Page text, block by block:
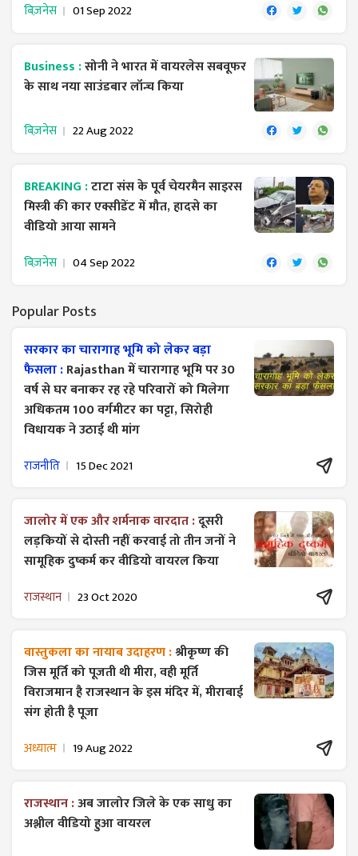
बिज़नेस 01 Sep 2022
Business :सोनी ने भारत में वायरलेस सबवूफर
के साथ नया साउंडबार लॉन्च किया
बिज़नेस 22 Aug 2022
BREAKING :टाटा संस के पूर्व चेयरमैन साइरस
मिस्त्री की कार एक्सीडेंट में मौत, हादसे का
वीडियो आया सामने
बिज़नेस 04 Sep 2022
Popular Posts
सरकार का चारागाह भूमि को लेकर बड़ा
फैसला :Rajasthan में चारागाह भूमि पर 30
वर्ष से घर बनाकर रह रहे परिवारों को मिलेगा
अधिकतम 100 वर्गमीटर का पट्टा, सिरोही
विधायक ने उठाई थी मांग
राजनीति 15 Dec 2021
जालोर में एक और शर्मनाक वारदात :दूसरी
लड़कियों से दोस्ती नहीं करवाई तो तीन जनों ने
सामूहिक दुष्कर्म कर वीडियो वायरल किया
राजस्थान 23 Oct 2020
वास्तुकला का नायाब उदाहरण :श्रीकृष्ण की
जिस मूर्ति को पूजती थी मीरा, वही मूर्ति
विराजमान है राजस्थान के इस मंदिर में, मीराबाई
संग होती है पूजा
अध्यात्म 19 Aug 2022
राजस्थान :अब जालोर जिले के एक साधु का
अश्लील वीडियो हुआ वायरल